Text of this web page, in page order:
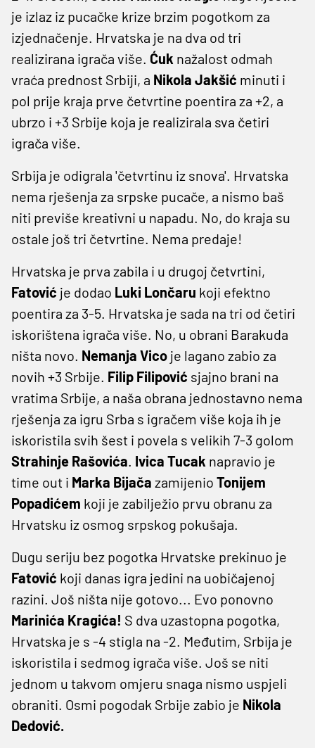
je izlaz iz pucačke krize brzim pogotkom za
izjednačenje. Hrvatska je na dva od tri
realizirana igrača više. Ćuk nažalost odmah
vraća prednost Srbiji, a Nikola Jakšić minuti i
pol prije kraja prve četvrtine poentira za +2, a
ubrzo i +3 Srbije koja je realizirala sva četiri
igrača više.
Srbija je odigrala 'četvrtinu iz snova'. Hrvatska
nema rješenja za srpske pucače, a nismo baš
niti previše kreativni u napadu. No, do kraja su
ostale još tri četvrtine. Nema predaje!
Hrvatska je prva zabila i u drugoj četvrtini,
Fatović je dodao Luki Lončaru koji efektno
poentira za 3-5. Hrvatska je sada na tri od četiri
iskorištena igrača više. No, u obrani Barakuda
ništa novo. Nemanja Vico je lagano zabio za
novih +3 Srbije. Filip Filipović sjajno brani na
vratima Srbije, a naša obrana jednostavno nema
rješenja za igru Srba s igračem više koja ih je
iskoristila svih šest i povela s velikih 7-3 golom
Strahinje Rašovića. Ivica Tucak napravio je
time out i Marka Bijača zamijenio Tonijem
Popadićem koji je zabilježio prvu obranu za
Hrvatsku iz osmog srpskog pokušaja.
Dugu seriju bez pogotka Hrvatske prekinuo je
Fatović koji danas igra jedini na uobičajenoj
razini. Još ništa nije gotovo... Evo ponovno
Marinića Kragića! S dva uzastopna pogotka,
Hrvatska je s -4 stigla na -2. Međutim, Srbija je
iskoristila i sedmog igrača više. Još se niti
jednom u takvom omjeru snaga nismo uspjeli
obraniti. Osmi pogodak Srbije zabio je Nikola
Dedović.